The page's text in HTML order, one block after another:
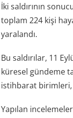
İki saldırının
toplam 224 kişi
yaralandı.
Bu saldırılar, 11
küresel gündeme
istihbarat birimleri,
Yapılan